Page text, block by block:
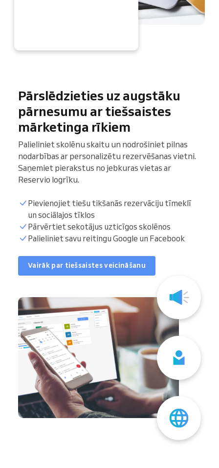
Pārslēdzieties uz augstāku
pārnesumu ar tiešsaistes
mārketinga rīkiem
Palieliniet skolēnu skaitu un nodrošiniet pilnas
nodarbības ar personalizētu rezervēšanas vietni.
Saņemiet pierakstus no jebkuras vietas ar
Reservio logrīku.
Pievienojiet tiešu tikšanās rezervāciju tīmeklī
un sociālajos tīklos
Pārvērtiet sekotājus uzticīgos skolēnos
Palieliniet savu reitingu Google un Facebook
Vairāk par tiešsaistes veicināšanu